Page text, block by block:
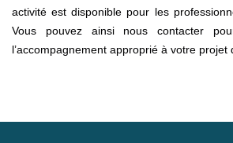
activité est disponible pour les
Vous pouvez ainsi nous contacter
l’accompagnement approprié à votre projet